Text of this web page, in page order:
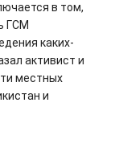
в том,
ГСМ
каких-
активист и
местных
и